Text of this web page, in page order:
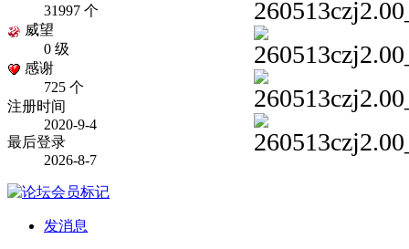
31997 个
威望
0 级
感谢
725 个
注册时间
2020-9-4
最后登录
2026-8-7
发消息